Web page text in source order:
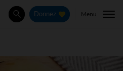
Rechercher
Donnez Menu